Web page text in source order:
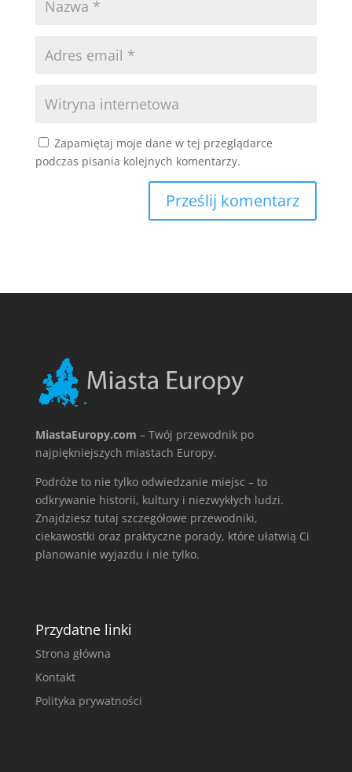
Zapamiętaj moje dane w tej przeglądarce
podczas pisania kolejnych komentarzy.
MiastaEuropy.com – Twój przewodnik po
najpiękniejszych miastach Europy.
Podróże to nie tylko odwiedzanie miejsc – to
odkrywanie historii, kultury i niezwykłych ludzi.
Znajdziesz tutaj szczegółowe przewodniki,
ciekawostki oraz praktyczne porady, które ułatwią Ci
planowanie wyjazdu i nie tylko.
Przydatne linki
Strona główna
Kontakt
Polityka prywatności